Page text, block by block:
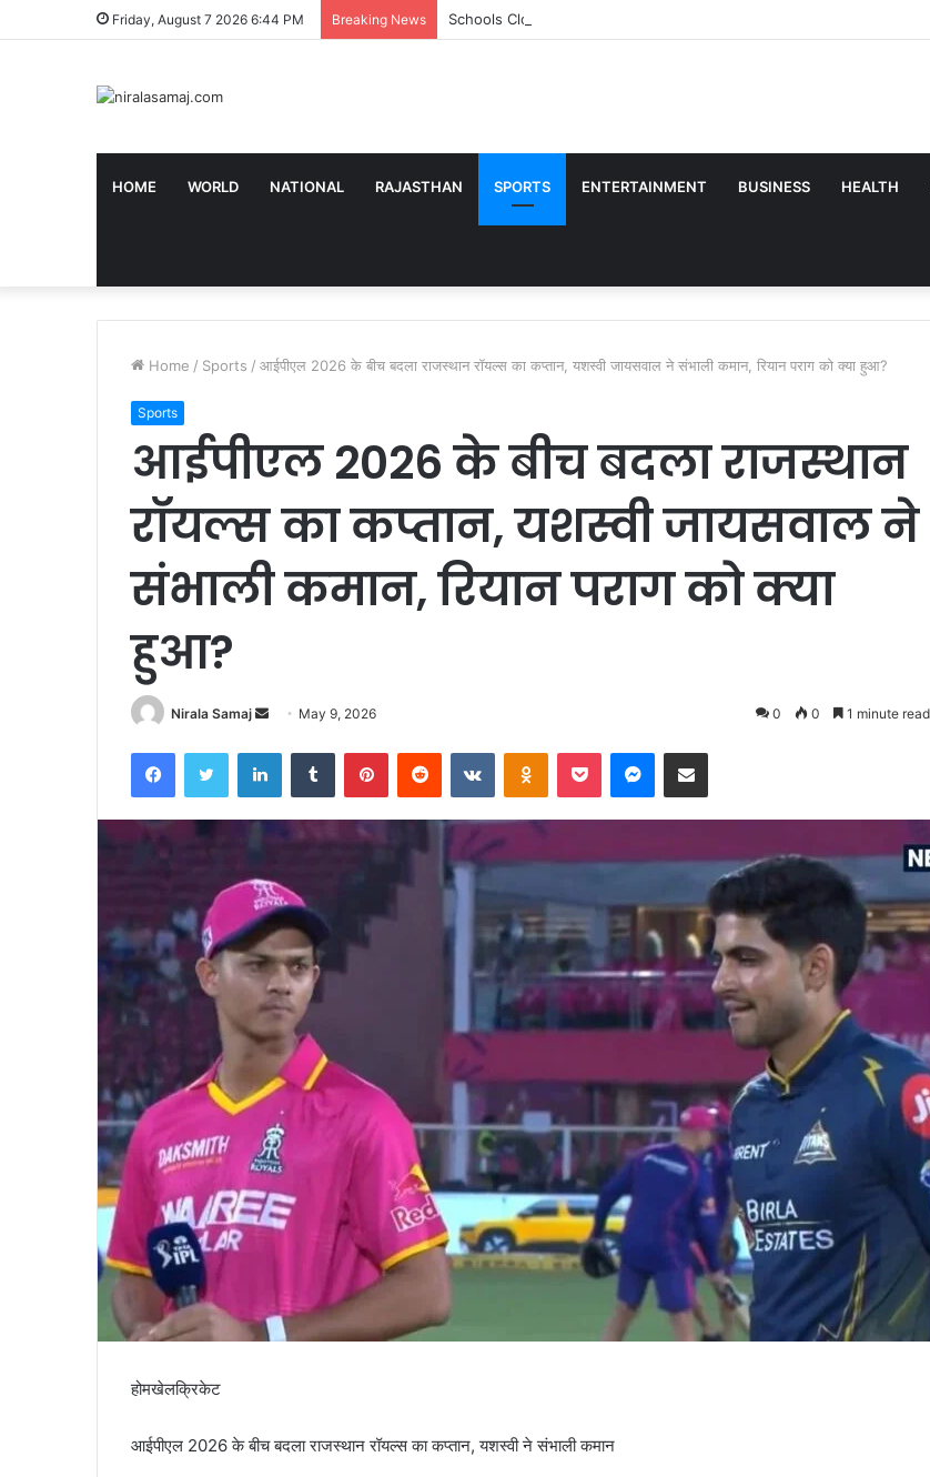
Friday, August 7 2026 6:44 PM Breaking News Schools Closed Tomorrow | Delhi NCR Rainfall Alert: कल स्कूल खुलेंगे या छुट्टी
HOME WORLD NATIONAL RAJASTHAN SPORTS ENTERTAINMENT BUSINESS HEALTH
Home / Sports / आईपीएल 2026 के बीच बदला राजस्थान रॉयल्स का कप्तान, यशस्वी जायसवाल ने संभाली कमान, रियान पराग को क्या हुआ?
Sports
आईपीएल 2026 के बीच बदला राजस्थान
रॉयल्स का कप्तान, यशस्वी जायसवाल ने
संभाली कमान, रियान पराग को क्या
हुआ?
Nirala Samaj
Send May 9, 2026 0 0 1 minute read
FacebookTwitter LinkedInTumblr PinterestReddit VKontakteOdnoklassniki
Pocket Messenger
Share via Email
होमखेलक्रिकेट
आईपीएल 2026 के बीच बदला राजस्थान रॉयल्स का कप्तान, यशस्वी ने संभाली कमान